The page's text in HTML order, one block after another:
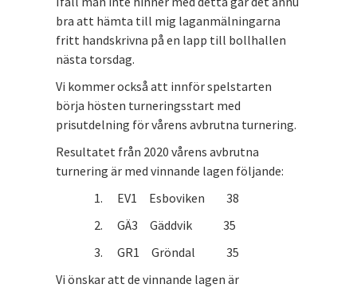
bra att hämta till mig laganmälningarna
fritt handskrivna på en lapp till bollhallen
nästa torsdag.
Vi kommer också att innför spelstarten
börja hösten turneringsstart med
prisutdelning för vårens avbrutna turnering.
Resultatet från 2020 vårens avbrutna
turnering är med vinnande lagen följande:
1. EV1 Esboviken 38
2. GÄ3 Gäddvik 35
3. GR1 Gröndal 35
Vi önskar att de vinnande lagen är